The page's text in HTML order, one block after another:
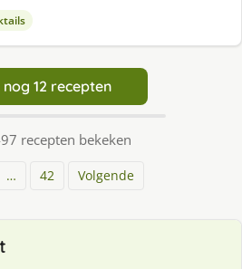
nog 12 recepten
recepten bekeken
… 42 Volgende